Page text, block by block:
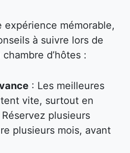
expérience mémorable,
à suivre lors de
d’hôtes :
: Les meilleures
vite, surtout en
plusieurs
plusieurs mois, avant